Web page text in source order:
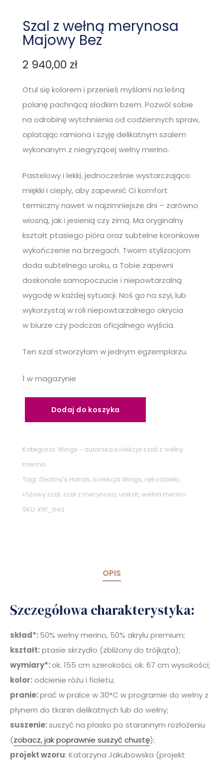
Szal z wełną merynosa
Majowy Bez
2 940,00 zł
Otul się kolorem i przenieś myślami na leśną
polanę pachnącą słodkim bzem. Pozwól sobie
na odrobinę wytchnienia od codziennych spraw,
oplatając ramiona i szyję delikatnym szalem
wykonanym z niegryzącej wełny merino.
Pastelowy i lekki, jednocześnie wystarczająco
miękki i ciepły, aby zapewnić Ci komfort
termiczny nawet w najzimniejsze dni – zarówno
wiosną, jak i jesienią czy zimą. Ma oryginalny
kształt ptasiego pióra oraz subtelne koronkowe
wykończenie na brzegach. Twoim stylizacjom
doda subtelnego uroku, a Tobie zapewni
doskonałe samopoczucie i niepowtarzalną
wygodę w każdej sytuacji. Noś go na szyi, lub
wykorzystaj w roli niepowtarzalnego okrycia
w biurze czy podczas oficjalnego wyjścia.
Ten szal stworzyłam w jednym egzemplarzu.
1 w magazynie
wełną
merynosa
Majowy
Bez
Dodaj do koszyka
SKU: kW_bez
Kategoria: Wings - autorska kolekcja szali z wełny
merino
Tagi: Destiny's Hands, kolekcja Wings, rękodzieło,
różowy szal, szal z merynosa, unikat, wełna merino
OPIS
Szczegółowa charakterystyka:
skład*:50% wełny merino, 50% akrylu premium;
kształt:ptasie skrzydło (zbliżony do trójkąta);
wymiary*:ok. 155 cm szerokości, ok. 67 cm wysokości;
kolor:odcienie różu i fioletu;
pranie:prać w pralce w 30°C w programie do wełny z
płynem do tkanin delikatnych lub do wełny;
suszenie:suszyć na płasko po starannym rozłożeniu
(zobacz, jak poprawnie suszyć chustę);
projekt wzoru: Katarzyna Jakubowska (projekt